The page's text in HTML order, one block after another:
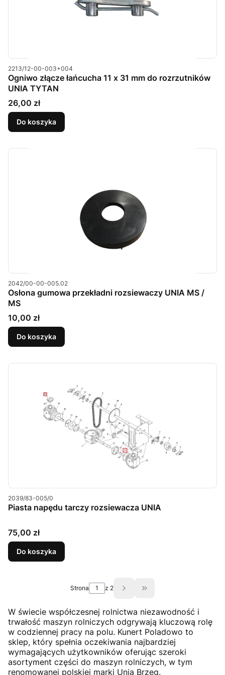
Kod produktu
2213/12-00-003+004
Ogniwo złącze łańcucha 11 x 31 mm do rozrzutników
UNIA TYTAN
Cena
26,00 zł
Do koszyka
Kod produktu
2042/00-00-005.02
Osłona gumowa przekładni rozsiewaczy UNIA MS /
MS
Cena
10,00 zł
Do koszyka
Kod produktu
2039/83-005/0
Piasta napędu tarczy rozsiewacza UNIA
Cena
75,00 zł
Do koszyka
Strona z 2 Przejdź do ostatniej
W świecie współczesnej rolnictwa niezawodność i
trwałość maszyn rolniczych odgrywają kluczową rolę
w codziennej pracy na polu. Kunert Poladowo to
sklep, który spełnia oczekiwania najbardziej
wymagających użytkowników oferując szeroki
asortyment części do maszyn rolniczych, w tym
renomowanej polskiej marki Unia Brzeg.